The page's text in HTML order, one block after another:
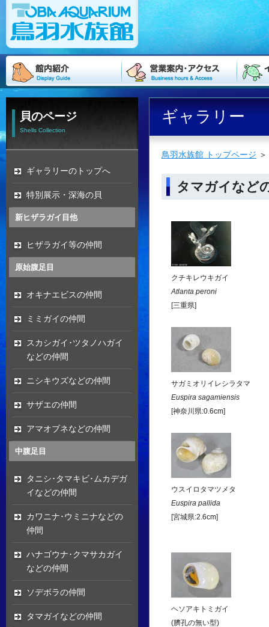
ギャラリー
鳥羽水族館 トップページ ＞
タマガイなど
クチキレウキガイ
Atlanta peroni
[三重県]
サガミオリイレシラタマ
Euspira sagamiensis
[神奈川県:0.6cm]
ウスイロタマツメタ
Euspira pallida
[宮城県:2.6cm]
ヘソアキトミガイ
(臍孔の無い型)
貝のページ
Shells Collection
ギャラリーのトップへ
特別展示・深海の貝
新ヒザラガイ目他
ヒザラガイ等の仲間
原始腹足目
オキナエビスの仲間
ミミガイの仲間
スカシガイ･ツタノハガイ
などの仲間
ニシキウズなどの仲間
サザエの仲間
アマオブネなどの仲間
中腹足目
タニシ･タマキビ･ムカデガ
イなどの仲間
カワニナ･ウミニナなどの
仲間
ハナゴウナ･クマサカガイ
などの仲間
ソデボラの仲間
タマガイなどの仲間